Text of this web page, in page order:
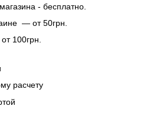
- бесплатно.
— от 50грн.
100грн.
расчету